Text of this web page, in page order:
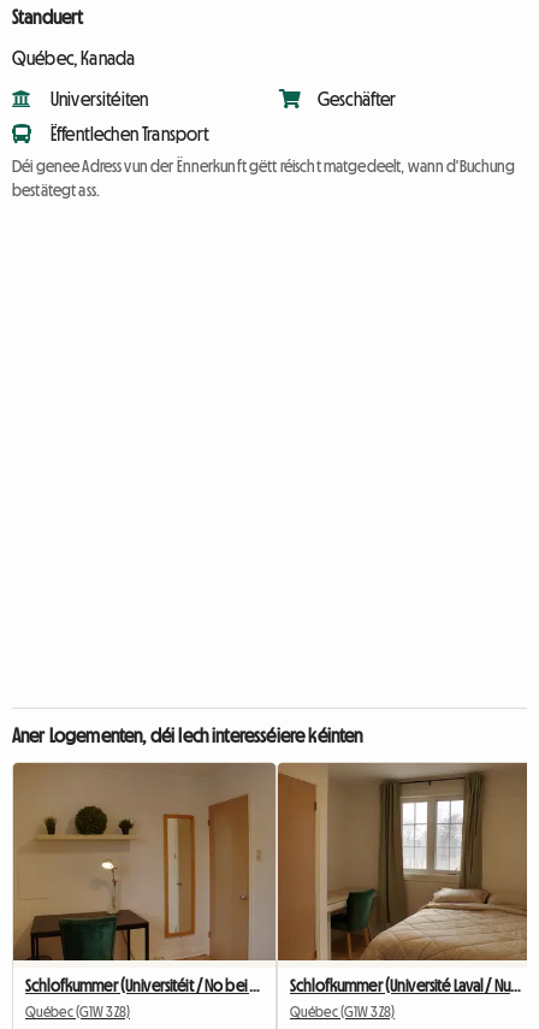
Standuert
Québec, Kanada
Universitéiten
Ëffentlechen Transport
Geschäfter
Déi genee Adress vun der Ënnerkunft gëtt réischt matgedeelt, wann d'Buchung
bestätegt ass.
Aner Logementen, déi Iech interesséiere kéinten
Québec (G1W 3Z8)
Schlofkummer (Université Laval / Nues bei allem / Transport)
Québec (G1W 3Z8)